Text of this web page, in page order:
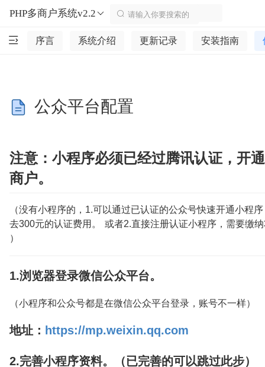
PHP多商户系统v2.2
序言 系统介绍 更新记录 安装指南
公众平台配置
注意：小程序必须已经过腾讯认证，开
商户。
（没有小程序的，1.可以通过已认证的公众号快速开通小程
去300元的认证费用。 或者2.直接注册认证小程序，需要缴
）
1.浏览器登录微信公众平台。
（小程序和公众号都是在微信公众平台登录，账号不一样）
地址： https://mp.weixin.qq.com
2.完善小程序资料。（已完善的可以跳过此步）